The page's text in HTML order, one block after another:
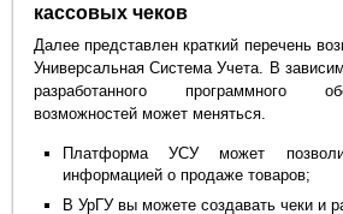
кассовых чеков
Далее представлен краткий перечень
Универсальная Система Учета. В
разработанного программного
возможностей может меняться.
Платформа УСУ может
информацией о продаже товаров;
В УрГУ вы можете создавать чеки и